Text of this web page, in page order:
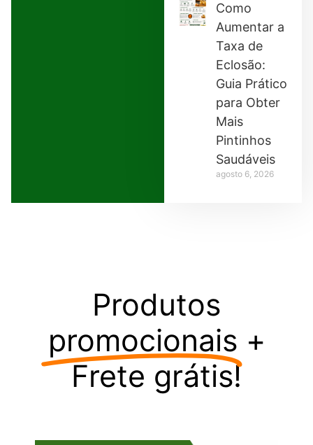
Como
Aumentar a
Taxa de
Eclosão:
Guia Prático
para Obter
Mais
Pintinhos
Saudáveis
agosto 6, 2026
Produtos
promocionais +
Frete grátis!